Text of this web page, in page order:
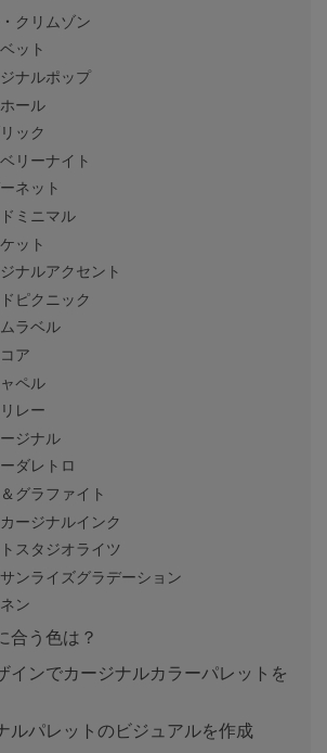
クリムゾン
ット
ナルポップ
ール
ック
リーナイト
ネット
ミニマル
ット
ナルアクセント
ピクニック
ラベル
ア
ペル
レー
ジナル
ダレトロ
グラファイト
ージナルインク
スタジオライツ
ンライズグラデーション
ン
合う色は？
インでカージナルカラーパレットを
ルパレットのビジュアルを作成